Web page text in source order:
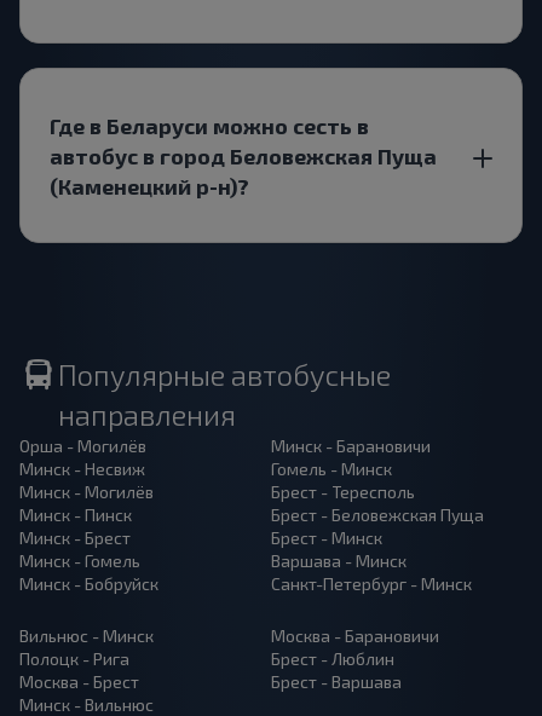
Где в Беларуси можно сесть в
автобус в город Беловежская Пуща
(Каменецкий р-н)?
Популярные автобусные
направления
Орша - Могилёв
Минск - Несвиж
Минск - Могилёв
Минск - Пинск
Минск - Брест
Минск - Гомель
Минск - Бобруйск
Минск - Барановичи
Гомель - Минск
Брест - Тересполь
Брест - Беловежская Пуща
Брест - Минск
Варшава - Минск
Санкт-Петербург - Минск
Вильнюс - Минск
Полоцк - Рига
Москва - Брест
Минск - Вильнюс
Москва - Барановичи
Брест - Люблин
Брест - Варшава